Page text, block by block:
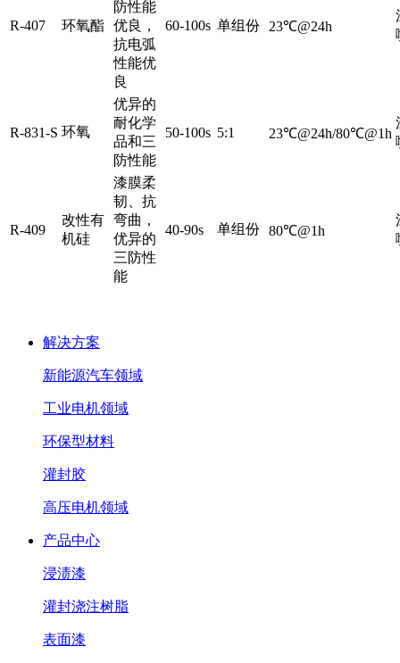
R-407 环氧酯
防性能
优良，
抗电弧
性能优
良
60-100s 单组份 23℃@24h
R-831-S 环氧
优异的
耐化学
品和三
防性能
50-100s 5:1 23℃@24h/80℃@1h
R-409
改性有
机硅
漆膜柔
韧、抗
弯曲，
优异的
三防性
能
40-90s 单组份 80℃@1h
解决方案
新能源汽车领域
工业电机领域
环保型材料
灌封胶
高压电机领域
产品中心
浸渍漆
灌封浇注树脂
表面漆